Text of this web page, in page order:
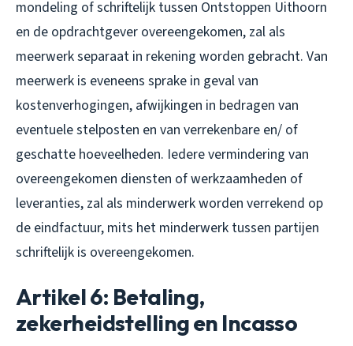
mondeling of schriftelijk tussen Ontstoppen Uithoorn
en de opdrachtgever overeengekomen, zal als
meerwerk separaat in rekening worden gebracht. Van
meerwerk is eveneens sprake in geval van
kostenverhogingen, afwijkingen in bedragen van
eventuele stelposten en van verrekenbare en/ of
geschatte hoeveelheden. Iedere vermindering van
overeengekomen diensten of werkzaamheden of
leveranties, zal als minderwerk worden verrekend op
de eindfactuur, mits het minderwerk tussen partijen
schriftelijk is overeengekomen.
Artikel 6: Betaling,
zekerheidstelling en Incasso